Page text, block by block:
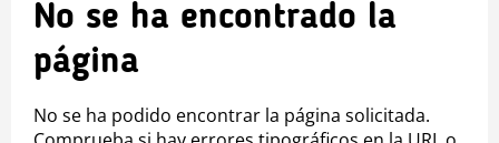
No se ha encontrado la
página
No se ha podido encontrar la página solicitada.